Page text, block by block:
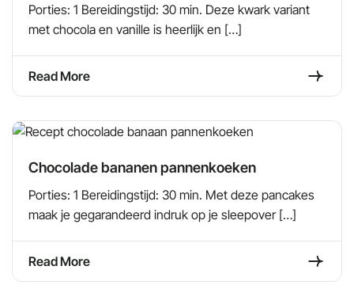
Porties: 1 Bereidingstijd: 30 min. Deze kwark variant
met chocola en vanille is heerlijk en […]
Read More
Chocolade bananen pannenkoeken
Porties: 1 Bereidingstijd: 30 min. Met deze pancakes
maak je gegarandeerd indruk op je sleepover […]
Read More